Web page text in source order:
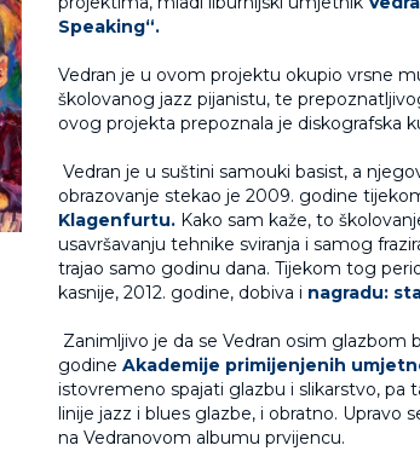
Speaking“.
Vedran je u ovom projektu okupio vrsne
školovanog jazz pijanistu, te
ovog projekta prepoznala je diskografska
Vedran je u suštini samouki basist, a
obrazovanje stekao je 2009. godine
Klagenfurtu. Kako sam kaže, to
usavršavanju tehnike sviranja i samog
trajao samo godinu dana. Tijekom tog
kasnije, 2012. godine, dobiva i nagradu:
Zanimljivo je da se Vedran osim
godine Akademije primijenjenih
istovremeno spajati glazbu i slikarstvo, pa
linije jazz i blues glazbe, i obratno.
na Vedranovom albumu prvijencu.